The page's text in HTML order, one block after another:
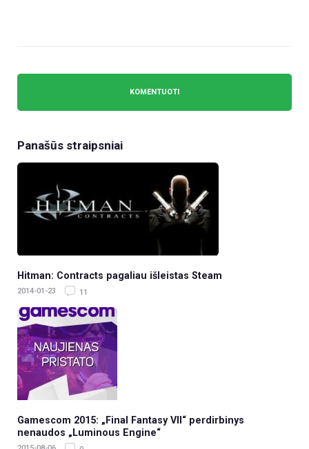
Panašūs straipsniai
Hitman: Contracts pagaliau išleistas Steam
2014-01-23 11
Gamescom 2015: „Final Fantasy VII“ perdirbinys
nenaudos „Luminous Engine“